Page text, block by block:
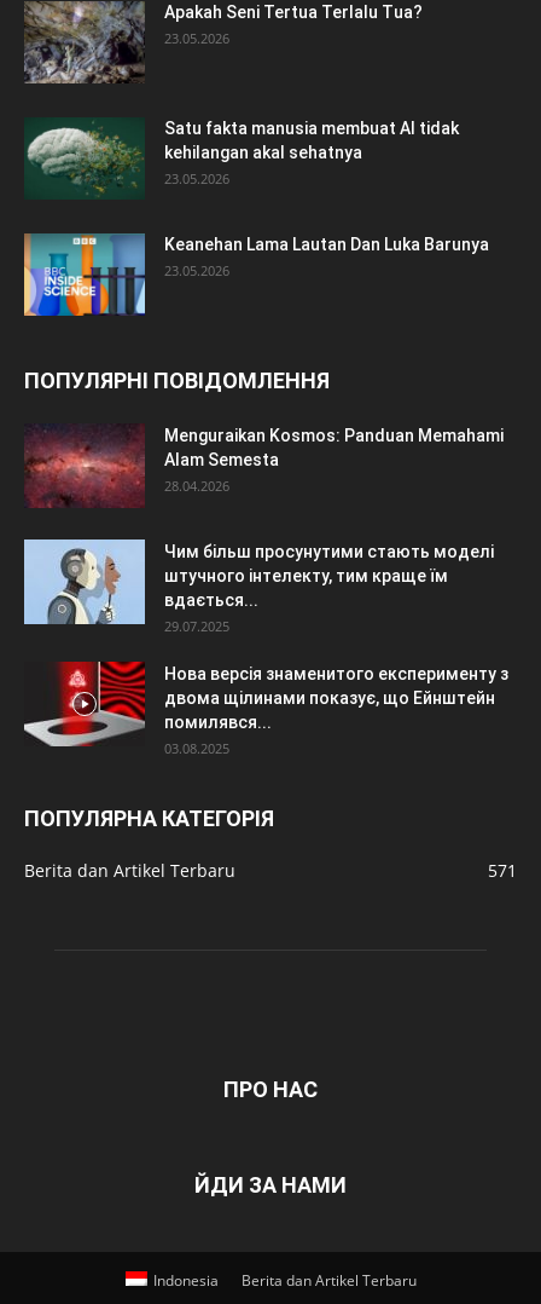
Apakah Seni Tertua Terlalu Tua?
23.05.2026
Satu fakta manusia membuat AI tidak
kehilangan akal sehatnya
23.05.2026
Keanehan Lama Lautan Dan Luka Barunya
23.05.2026
ПОПУЛЯРНІ ПОВІДОМЛЕННЯ
Menguraikan Kosmos: Panduan Memahami
Alam Semesta
28.04.2026
Чим більш просунутими стають моделі
штучного інтелекту, тим краще їм
вдається...
29.07.2025
Нова версія знаменитого експерименту з
двома щілинами показує, що Ейнштейн
помилявся...
03.08.2025
ПОПУЛЯРНА КАТЕГОРІЯ
Berita dan Artikel Terbaru 571
ПРО НАС
ЙДИ ЗА НАМИ
Indonesia Berita dan Artikel Terbaru